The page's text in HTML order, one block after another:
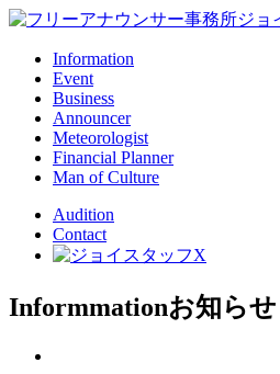
Information
Event
Business
Announcer
Meteorologist
Financial Planner
Man of Culture
Audition
Contact
Informmationお知ら